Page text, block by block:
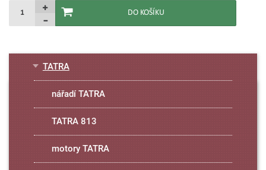
TATRA
nářadí TATRA
TATRA 813
motory TATRA